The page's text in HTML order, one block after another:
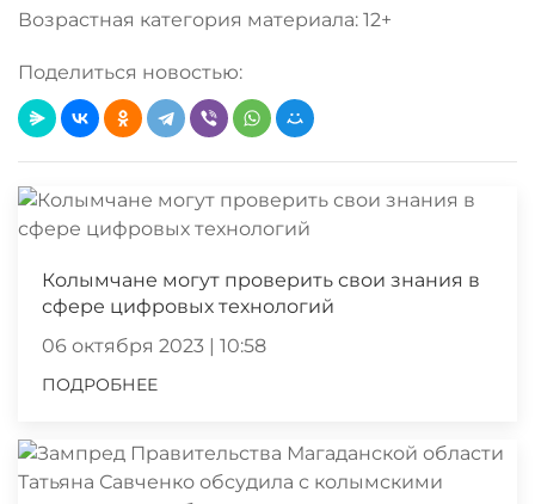
Возрастная категория материала: 12+
Поделиться новостью:
Колымчане могут проверить свои знания в
сфере цифровых технологий
06 октября 2023 | 10:58
ПОДРОБНЕЕ